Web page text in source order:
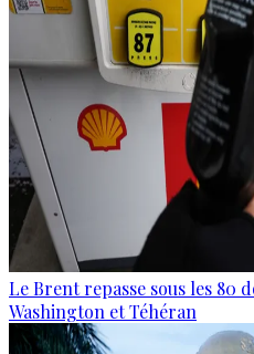
Le Brent repasse sous les 80
Washington et Téhéran